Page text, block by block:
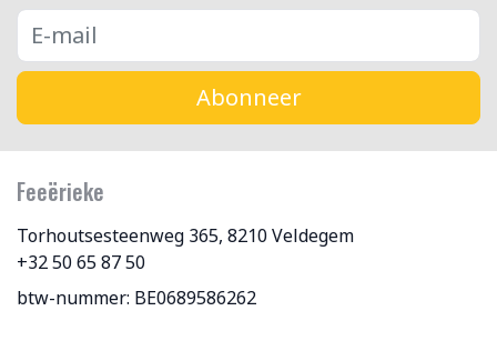
Abonneer
Feeërieke
Torhoutsesteenweg 365, 8210 Veldegem
+32 50 65 87 50
btw-nummer: BE0689586262